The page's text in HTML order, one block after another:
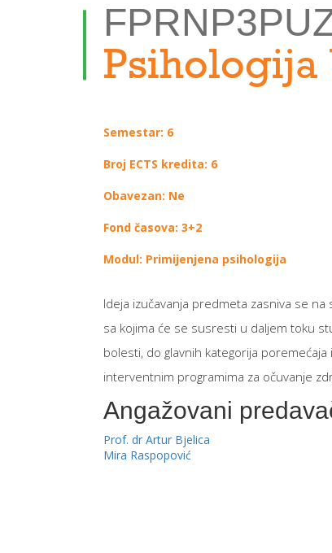
Psihologija
Semestar: 6
Broj ECTS kredita: 6
Obavezan: Ne
Fond časova: 3+2
Modul: Primijenjena psihologija
Ideja izučavanja predmeta zasniva se
sa kojima će se susresti u daljem toku
bolesti, do glavnih kategorija
interventnim programima za očuvanje
Angažovani
Prof. dr Artur Bjelica
Mira Raspopović